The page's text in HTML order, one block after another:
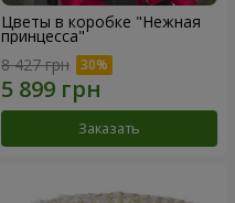
Цветы в коробке "Нежная
принцесса"
8 427 грн
Заказать